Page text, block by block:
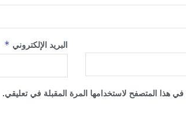
البريد الإلكتروني *
هذا المتصفح لاستخدامها المرة المقبلة في تعليقي.